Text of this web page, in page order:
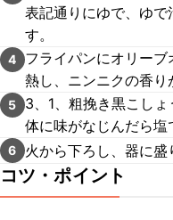
表記通りにゆで、ゆ
す。
4
フライパンにオリー
熱し、ニンニクの香り
5
3、1、粗挽き黒こし
体に味がなじんだら塩
6 火から下ろし、器に盛
コツ・ポイント